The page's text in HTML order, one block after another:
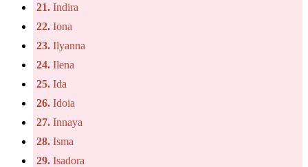
21. Indira
22. Iona
23. Ilyanna
24. Ilena
25. Ida
26. Idoia
27. Innaya
28. Isma
29. Isadora